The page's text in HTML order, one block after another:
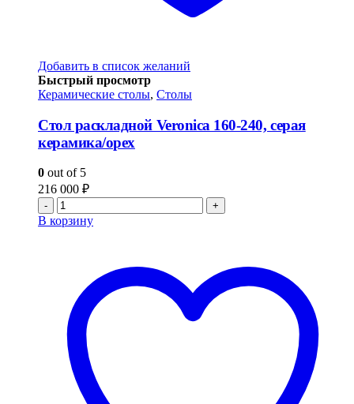
Добавить в список желаний
Быстрый просмотр
Керамические столы, Столы
Стол раскладной Veronica 160-240, серая
керамика/орех
0 out of 5
216 000 ₽
- +
В корзину